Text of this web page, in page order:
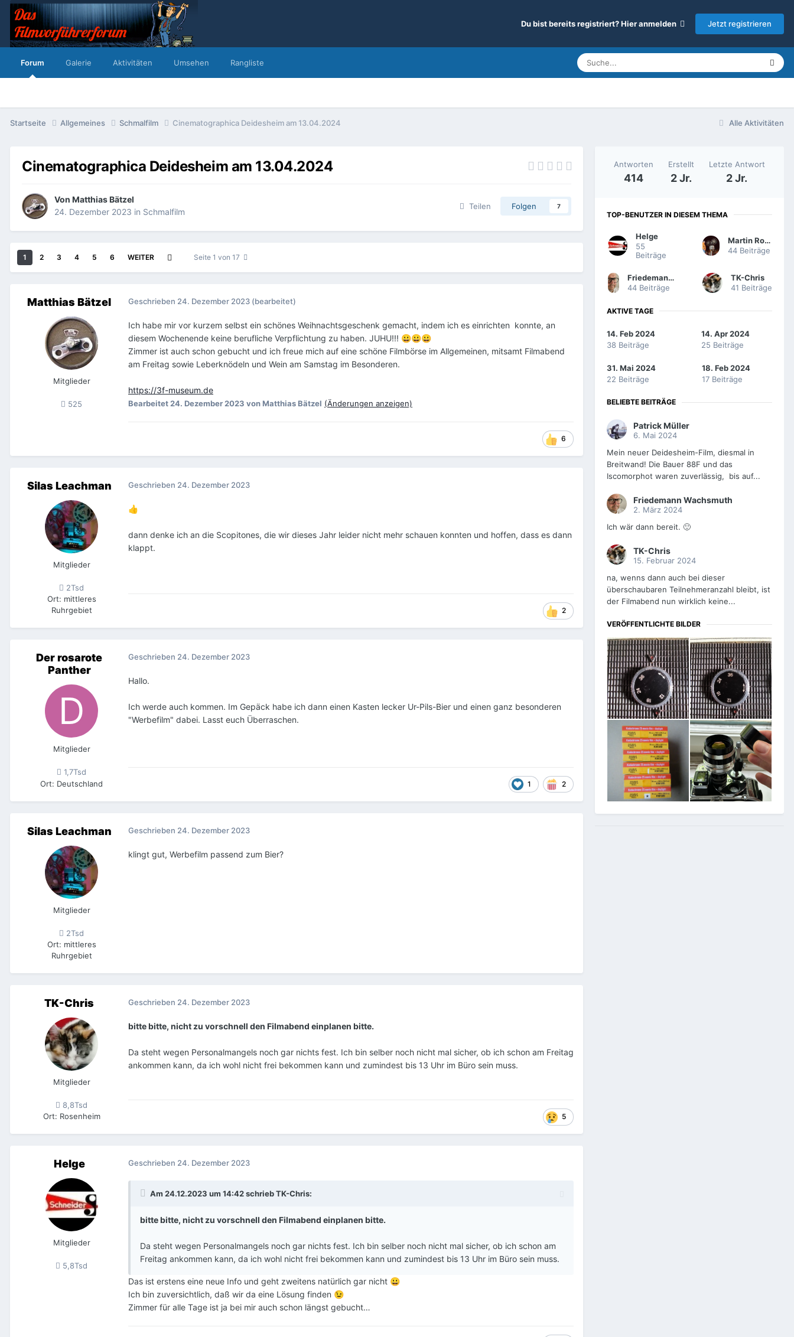
Du bist bereits registriert? Hier anmelden Jetzt registrieren
Forum Galerie Aktivitäten Umsehen Rangliste
Alle Aktivitäten
Startseite Allgemeines Schmalfilm Cinematographica Deidesheim am 13.04.2024
Cinematographica Deidesheim am 13.04.2024
Von Matthias Bätzel
24. Dezember 2023 in Schmalfilm
Teilen Folgen 7
1 2 3 4 5 6 WEITER Seite 1 von 17
Matthias Bätzel
Mitglieder
525
Geschrieben 24. Dezember 2023 (bearbeitet)
Ich habe mir vor kurzem selbst ein schönes Weihnachtsgeschenk gemacht, indem ich es einrichten konnte, an
diesem Wochenende keine berufliche Verpflichtung zu haben. JUHU!!! 😀😀😀
Zimmer ist auch schon gebucht und ich freue mich auf eine schöne Filmbörse im Allgemeinen, mitsamt Filmabend
am Freitag sowie Leberknödeln und Wein am Samstag im Besonderen.
https://3f-museum.de
Bearbeitet 24. Dezember 2023 von Matthias Bätzel (Änderungen anzeigen)
6
Silas Leachman
Mitglieder
2Tsd
Ort: mittleres
Ruhrgebiet
Geschrieben 24. Dezember 2023
👍
dann denke ich an die Scopitones, die wir dieses Jahr leider nicht mehr schauen konnten und hoffen, dass es dann
klappt.
2
Der rosarote
Panther
Mitglieder
1,7Tsd
Ort: Deutschland
Geschrieben 24. Dezember 2023
Hallo.
Ich werde auch kommen. Im Gepäck habe ich dann einen Kasten lecker Ur-Pils-Bier und einen ganz besonderen
"Werbefilm" dabei. Lasst euch Überraschen.
1 2
Silas Leachman
Mitglieder
2Tsd
Ort: mittleres
Ruhrgebiet
Geschrieben 24. Dezember 2023
klingt gut, Werbefilm passend zum Bier?
TK-Chris
Mitglieder
8,8Tsd
Ort: Rosenheim
Geschrieben 24. Dezember 2023
bitte bitte, nicht zu vorschnell den Filmabend einplanen bitte.
Da steht wegen Personalmangels noch gar nichts fest. Ich bin selber noch nicht mal sicher, ob ich schon am Freitag
ankommen kann, da ich wohl nicht frei bekommen kann und zumindest bis 13 Uhr im Büro sein muss.
5
Helge
Mitglieder
5,8Tsd
Geschrieben 24. Dezember 2023
Am 24.12.2023 um 14:42 schriebTK-Chris:
bitte bitte, nicht zu vorschnell den Filmabend einplanen bitte.
Da steht wegen Personalmangels noch gar nichts fest. Ich bin selber noch nicht mal sicher, ob ich schon am
Freitag ankommen kann, da ich wohl nicht frei bekommen kann und zumindest bis 13 Uhr im Büro sein muss.
Das ist erstens eine neue Info und geht zweitens natürlich gar nicht 😀
Ich bin zuversichtlich, daß wir da eine Lösung finden 😉
Zimmer für alle Tage ist ja bei mir auch schon längst gebucht…
Antworten
414
Erstellt
2 Jr.
Letzte Antwort
2 Jr.
TOP-BENUTZER IN DIESEM THEMA
Helge
55
Beiträge
Martin Rowek
44 Beiträge
Friedemann Wachsmuth
44 Beiträge
TK-Chris
41 Beiträge
AKTIVE TAGE
14. Feb 2024
38 Beiträge
14. Apr 2024
25 Beiträge
31. Mai 2024
22 Beiträge
18. Feb 2024
17 Beiträge
BELIEBTE BEITRÄGE
Patrick Müller
6. Mai 2024
Mein neuer Deidesheim-Film, diesmal in
Breitwand! Die Bauer 88F und das
Iscomorphot waren zuverlässig, bis auf...
Friedemann Wachsmuth
2. März 2024
Ich wär dann bereit. 🙂
TK-Chris
15. Februar 2024
na, wenns dann auch bei dieser
überschaubaren Teilnehmeranzahl bleibt, ist
der Filmabend nun wirklich keine...
VERÖFFENTLICHTE BILDER